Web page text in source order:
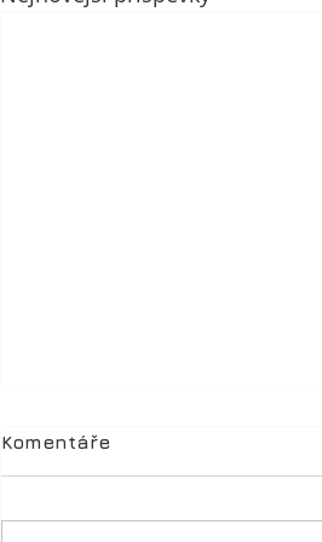
Instalace Windows 10 a 11,
aktualizace - stažení
Komentáře